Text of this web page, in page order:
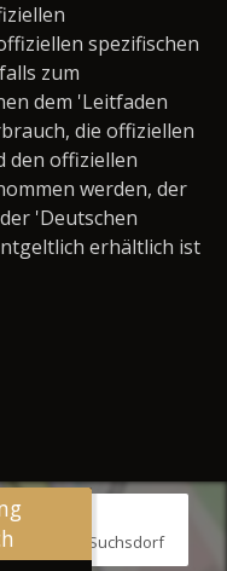
spezifischen
zum
dem 'Leitfaden
die offiziellen
den offiziellen
werden, der
'Deutschen
erhältlich ist
24107 Kiel-Suchsdorf